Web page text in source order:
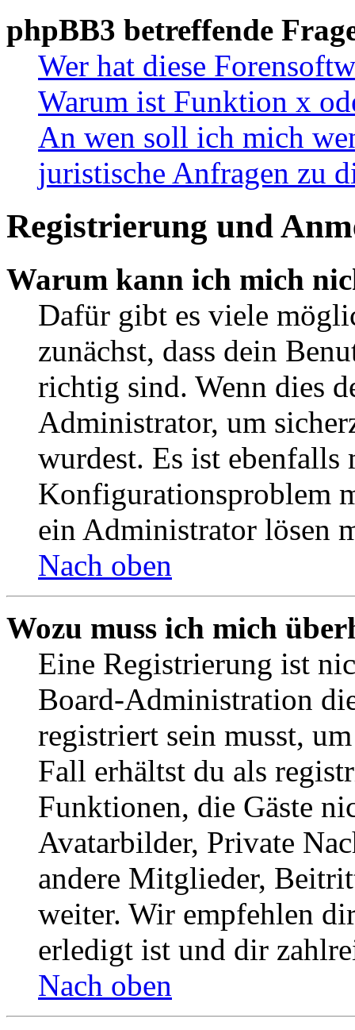
phpBB3 betreffende
Wer hat diese
Warum ist Funktion x
An wen soll ich mich
juristische Anfragen zu
Registrierung und
Warum kann ich mich
Dafür gibt es viele
zunächst, dass dein
richtig sind. Wenn dies
Administrator, um
wurdest. Es ist ebenfalls
Konfigurationsproblem
ein Administrator lösen
Nach oben
Wozu muss ich mich
Eine Registrierung ist
Board-Administration
registriert sein musst,
Fall erhältst du als
Funktionen, die Gäste
Avatarbilder, Private
andere Mitglieder,
weiter. Wir empfehlen
erledigt ist und dir
Nach oben